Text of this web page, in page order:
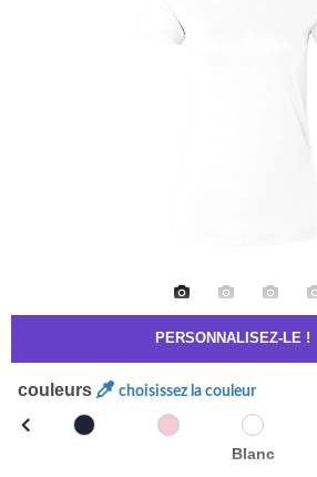
PERSONNALISEZ-LE !
couleurs choisissez la couleur
Blanc